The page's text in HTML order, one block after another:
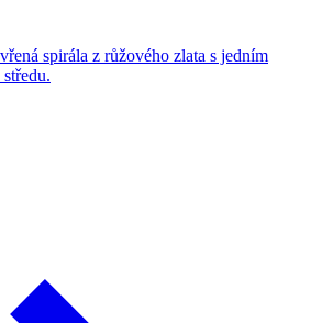
spirála z růžového zlata s jedním